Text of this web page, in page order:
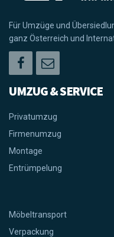
Für Umzüge und
ganz Österreich und
UMZUG & SERVICE
Privatumzug
Firmenumzug
Montage
Entrümpelung
Möbeltransport
Verpackung